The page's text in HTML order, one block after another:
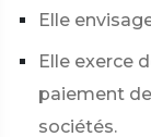
Elle
Elle exerce
paiement
sociétés.